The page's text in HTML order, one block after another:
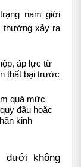
nam giới
thường xảy ra
áp lực từ
thất bại trước
quá mức
đầu hoặc
kinh
dưới không